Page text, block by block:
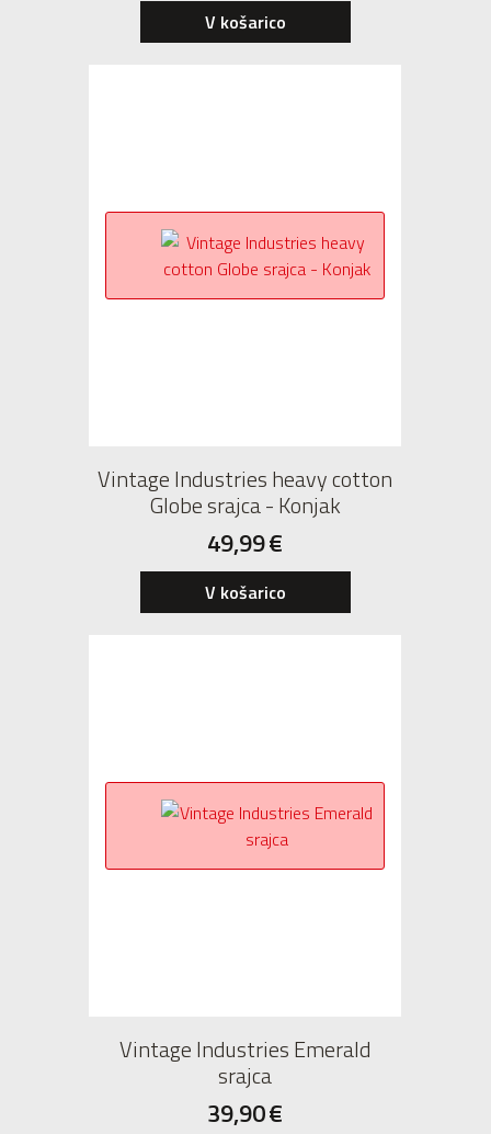
V košarico
Vintage Industries heavy cotton
Globe srajca - Konjak
49,99€
V košarico
Vintage Industries Emerald
srajca
39,90€